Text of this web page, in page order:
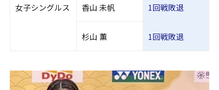
女子シングルス 香山 未帆 1回戦敗退
杉山 薫 1回戦敗退